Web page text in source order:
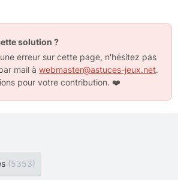
solution ?
erreur sur cette page, n'hésitez pas
mail à webmaster@astuces-jeux.net.
pour votre contribution. ❤️
(5353)